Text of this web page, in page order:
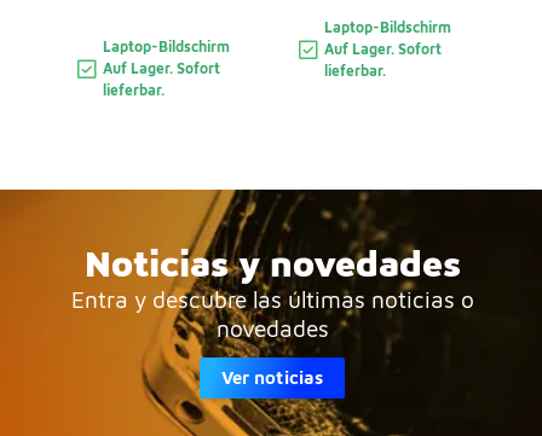
Laptop-Bildschirm
Auf Lager. Sofort
lieferbar.
Laptop-Bildschirm
Auf Lager. Sofort
lieferbar.
Noticias y novedades
Entra y descubre las últimas noticias o
novedades
Ver noticias